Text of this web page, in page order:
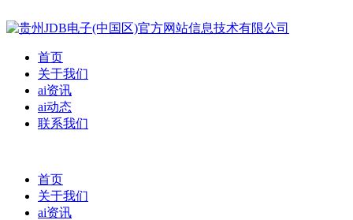
首页
关于我们
ai资讯
ai动态
联系我们
首页
关于我们
ai资讯